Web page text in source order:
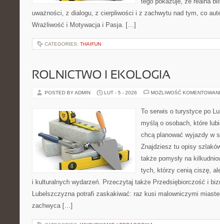
uważności, z dialogu, z cierpliwości i z zachwytu nad tym, co
Wrażliwość i Motywacja i Pasja. […]
CATEGORIES: THAIFUN
ROLNICTWO I EKOLOGIA
POSTED BY ADMIN LUT - 5 - 2026 MOŻLIWOŚĆ
To serwis o turystyce po
myślą o osobach, które
chcą planować wyjazdy w
Znajdziesz tu opisy
także pomysły na
tych, którzy cenią ciszę,
i kulturalnych wydarzeń. Przeczytaj także Przedsiębiorczość i
Lubelszczyzna potrafi zaskakiwać: raz kusi malowniczymi
zachwyca […]